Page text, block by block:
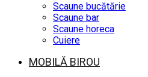
Scaune bucătărie
Scaune bar
Scaune horeca
Cuiere
MOBILĂ BIROU